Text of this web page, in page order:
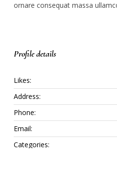
ornare consequat massa
Profile details
Likes:
Address:
Phone:
Email:
Categories: